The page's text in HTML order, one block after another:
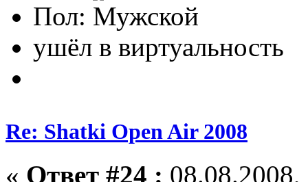
Пол:
ушёл в виртуальность
Re: Shatki Open Air 2008
« Ответ #24 :